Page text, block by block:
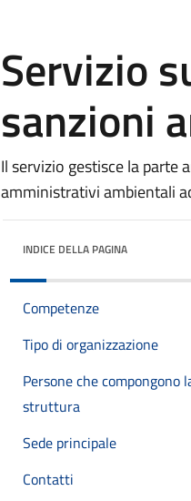
Servizio
sanzioni
Il servizio gestisce la parte
amministrativi ambientali
INDICE DELLA PAGINA
Competenze
Tipo di organizzazione
Persone che compongono
struttura
Sede principale
Contatti